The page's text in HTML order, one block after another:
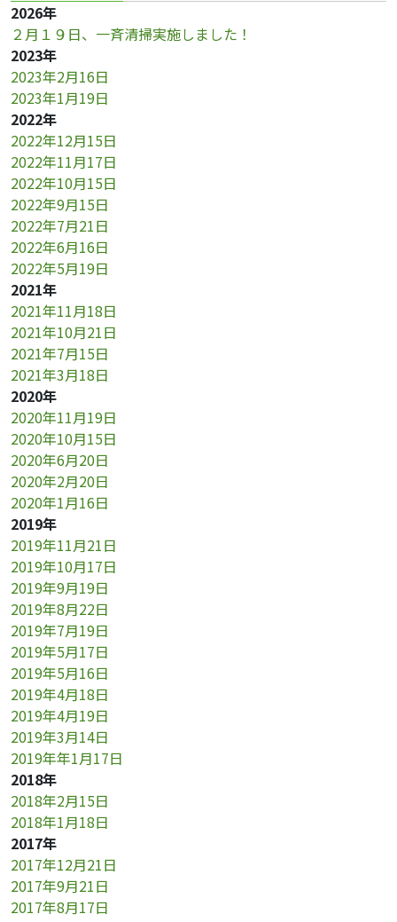
2026年
２月１９日、一斉清掃実施しました！
2023年
2023年2月16日
2023年1月19日
2022年
2022年12月15日
2022年11月17日
2022年10月15日
2022年9月15日
2022年7月21日
2022年6月16日
2022年5月19日
2021年
2021年11月18日
2021年10月21日
2021年7月15日
2021年3月18日
2020年
2020年11月19日
2020年10月15日
2020年6月20日
2020年2月20日
2020年1月16日
2019年
2019年11月21日
2019年10月17日
2019年9月19日
2019年8月22日
2019年7月19日
2019年5月17日
2019年5月16日
2019年4月18日
2019年4月19日
2019年3月14日
2019年年1月17日
2018年
2018年2月15日
2018年1月18日
2017年
2017年12月21日
2017年9月21日
2017年8月17日